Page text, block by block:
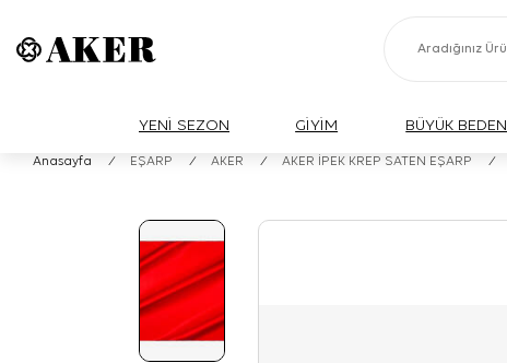
YENİ SEZON GİYİM BÜYÜK BEDEN
Anasayfa / EŞARP / AKER / AKER İPEK KREP SATEN EŞARP /